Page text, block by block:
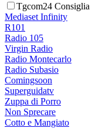
Tgcom24 Consiglia
Mediaset Infinity
R101
Radio 105
Virgin Radio
Radio Montecarlo
Radio Subasio
Comingsoon
Superguidatv
Zuppa di Porro
Non Sprecare
Cotto e Mangiato